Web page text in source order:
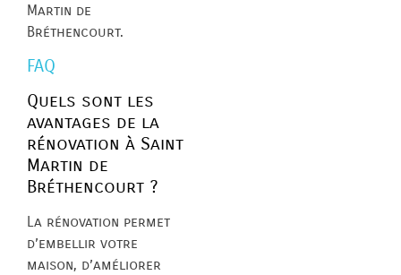
Martin de
Bréthencourt.
FAQ
Quels sont les
avantages de la
rénovation à Saint
Martin de
Bréthencourt ?
La rénovation permet
d’embellir votre
maison, d’améliorer